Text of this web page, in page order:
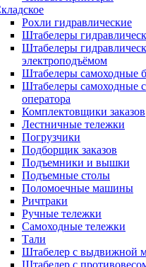
Рохли гидравлические
Штабелеры
Штабелеры
электроподъёмом
Штабелеры самоходные
Штабелеры самоходные
оператора
Комплектовщики заказов
Лестничные тележки
Погрузчики
Подборщик заказов
Подъемники и вышки
Подъемные столы
Поломоечные машины
Ричтраки
Ручные тележки
Самоходные тележки
Тали
Штабелер с выдвижной
Штабелер с